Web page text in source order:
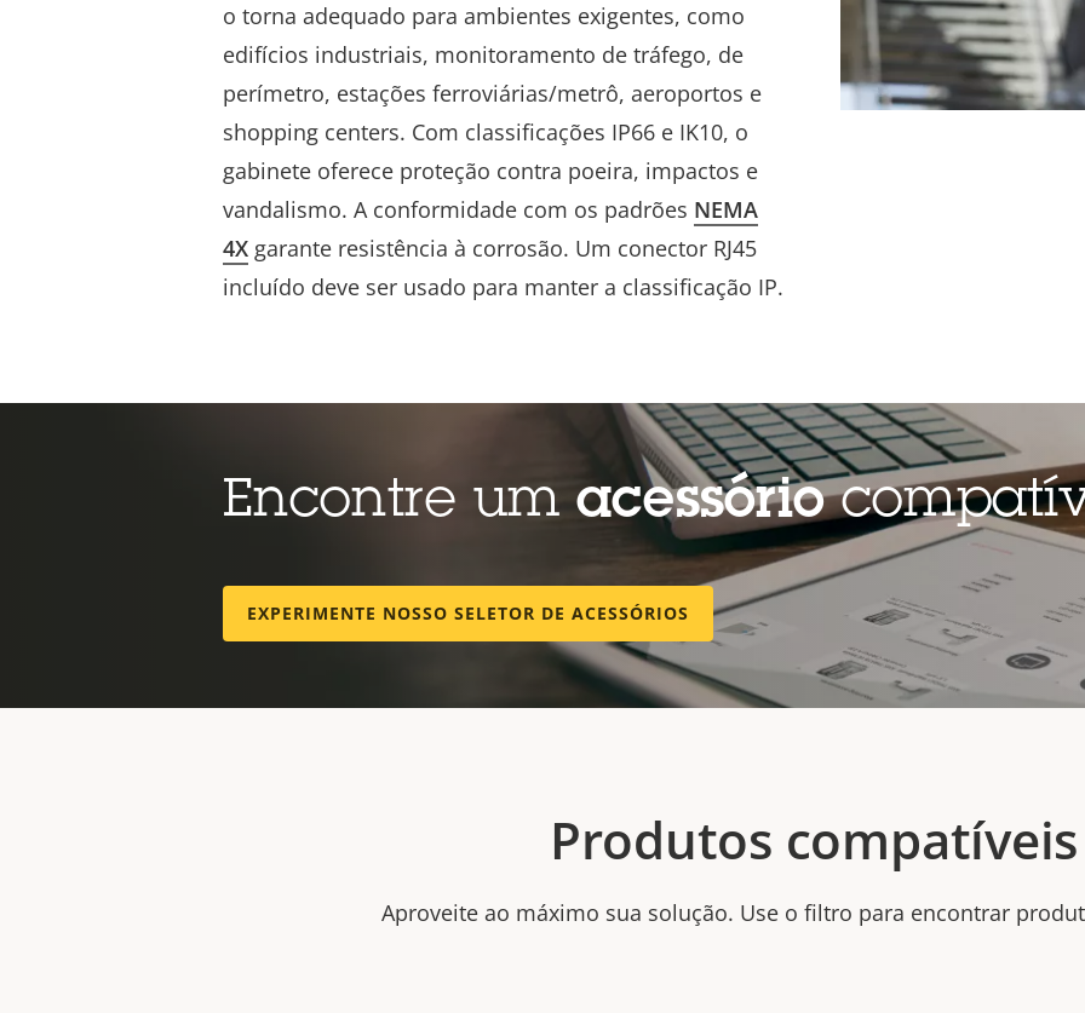
o torna adequado para ambientes exigentes, como
edifícios industriais, monitoramento de tráfego, de
perímetro, estações ferroviárias/metrô, aeroportos e
shopping centers. Com classificações IP66 e IK10, o
gabinete oferece proteção contra poeira, impactos e
vandalismo. A conformidade com os padrões NEMA
4X garante resistência à corrosão. Um conector RJ45
incluído deve ser usado para manter a classificação IP.
Encontre um acessório
EXPERIMENTE NOSSO SELETOR DE ACESSÓRIOS
Produtos compatíveis
Aproveite ao máximo sua solução. Use o filtro para encontrar